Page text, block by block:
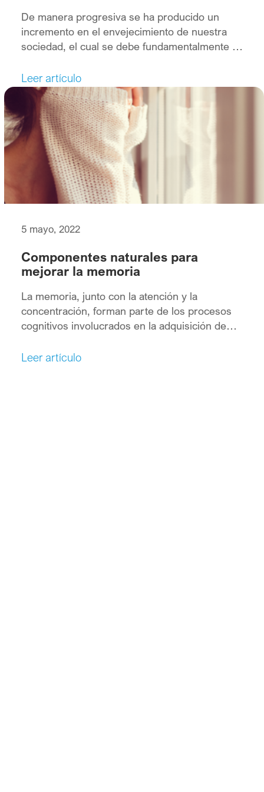
De manera progresiva se ha producido un
incremento en el envejecimiento de nuestra
sociedad, el cual se debe fundamentalmente a
mejoras en la calidad de vida.
Leer artículo
5 mayo, 2022
Componentes naturales para
mejorar la memoria
La memoria, junto con la atención y la
concentración, forman parte de los procesos
cognitivos involucrados en la adquisición de
permiten entender y relacionarnos con lo que
Leer artículo